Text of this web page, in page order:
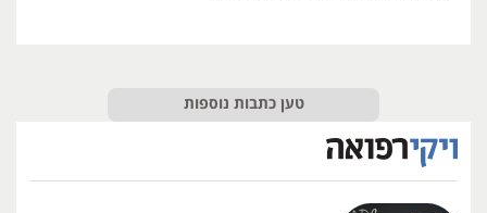
טען כתבות נוספות